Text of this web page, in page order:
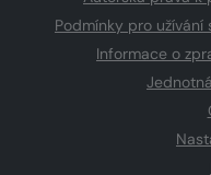
Podmínky pro
Informace o